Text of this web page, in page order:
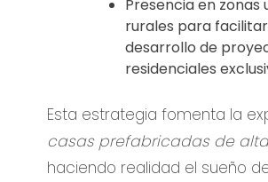
Presencia en zonas
rurales para
desarrollo de
residenciales
Esta estrategia fomenta la
casas prefabricadas de
haciendo realidad el sueño